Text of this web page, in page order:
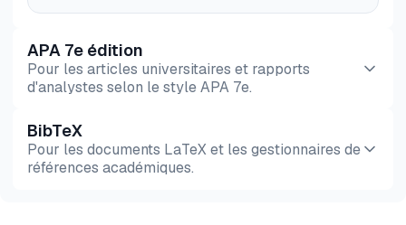
APA 7e édition
Pour les articles universitaires et rapports
d'analystes selon le style APA 7e.
Aperçu HTML Copier
BibTeX
Pour les documents LaTeX et les gestionnaires de
références académiques.